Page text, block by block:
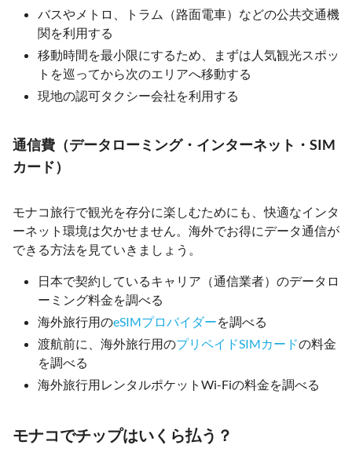
バスやメトロ、トラム（路面電車）などの公共交通機
関を利用する
移動時間を最小限にするため、まずは人気観光スポッ
トを巡ってから次のエリアへ移動する
現地の認可タクシー会社を利用する
通信費（データローミング・インターネット・SIM
カード）
モナコ旅行で観光を存分に楽しむためにも、快適なインタ
ーネット環境は欠かせません。海外でお得にデータ通信が
できる方法を見ていきましょう。
日本で契約しているキャリア（通信業者）のデータロ
ーミング料金を調べる
海外旅行用のeSIMプロバイダーを調べる
渡航前に、海外旅行用のプリペイドSIMカードの料金
を調べる
海外旅行用レンタルポケットWi-Fiの料金を調べる
モナコでチップはいくら払う？